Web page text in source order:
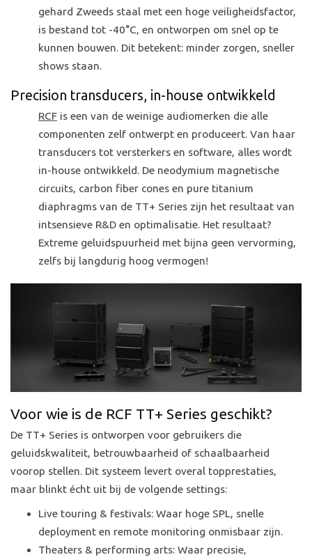
gehard Zweeds staal met een hoge veiligheidsfactor,
is bestand tot -40°C, en ontworpen om snel op te
kunnen bouwen. Dit betekent: minder zorgen, sneller
shows staan.
Precision transducers, in-house ontwikkeld
RCF is een van de weinige audiomerken die alle
componenten zelf ontwerpt en produceert. Van haar
transducers tot versterkers en software, alles wordt
in-house ontwikkeld. De neodymium magnetische
circuits, carbon fiber cones en pure titanium
diaphragms van de TT+ Series zijn het resultaat van
intsensieve R&D en optimalisatie. Het resultaat?
Extreme geluidspuurheid met bijna geen vervorming,
zelfs bij langdurig hoog vermogen!
Voor wie is de RCF TT+ Series geschikt?
De TT+ Series is ontworpen voor gebruikers die
geluidskwaliteit, betrouwbaarheid of schaalbaarheid
voorop stellen. Dit systeem levert overal topprestaties,
maar blinkt écht uit bij de volgende settings:
Live touring & festivals: Waar hoge SPL, snelle
deployment en remote monitoring onmisbaar zijn.
Theaters & performing arts: Waar precisie,